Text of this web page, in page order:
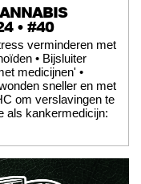
• #40
verminderen met
• Bijsluiter
medicijnen' •
sneller en met
om verslavingen te
als kankermedicijn: